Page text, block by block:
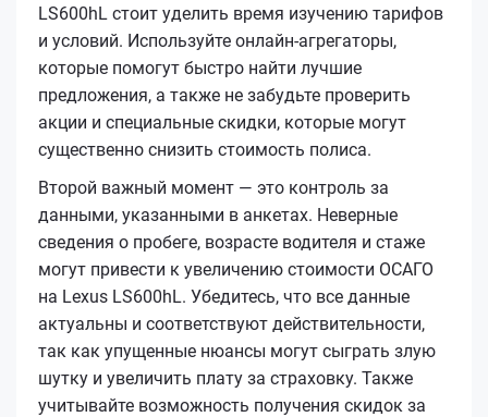
LS600hL стоит уделить время изучению тарифов
и условий. Используйте онлайн-агрегаторы,
которые помогут быстро найти лучшие
предложения, а также не забудьте проверить
акции и специальные скидки, которые могут
существенно снизить стоимость полиса.
Второй важный момент — это контроль за
данными, указанными в анкетах. Неверные
сведения о пробеге, возрасте водителя и стаже
могут привести к увеличению стоимости ОСАГО
на Lexus LS600hL. Убедитесь, что все данные
актуальны и соответствуют действительности,
так как упущенные нюансы могут сыграть злую
шутку и увеличить плату за страховку. Также
учитывайте возможность получения скидок за